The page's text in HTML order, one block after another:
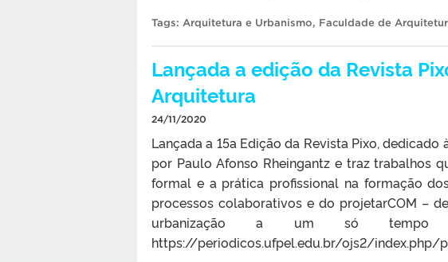
Tags: Arquitetura e Urbanismo, Faculdade de
Lançada a edição da Revista
Arquitetura
24/11/2020
Lançada a 15a Edição da Revista Pixo,
por Paulo Afonso Rheingantz e traz trabalhos
formal e a prática profissional na formação
processos colaborativos e do projetarCOM –
urbanização a um só
https://periodicos.ufpel.edu.br/ojs2/